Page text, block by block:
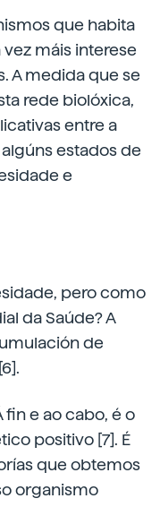
que habita
máis interese
A medida que se
rede biolóxica,
entre a
estados de
e
pero como
da Saúde? A
de
fin e ao cabo, é o
positivo [7]. É
que obtemos
organismo